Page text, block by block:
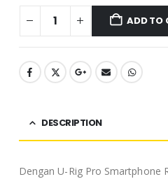
ADD TO
DESCRIPTION
Dengan U-Rig Pro Smartphone